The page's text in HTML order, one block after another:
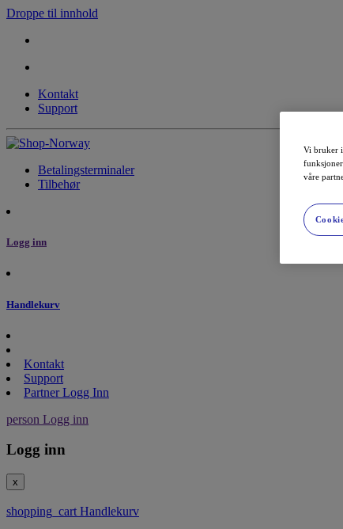
Droppe til innhold
Kontakt
Support
Betalingsterminaler
Tilbehør
Logg inn
Handlekurv
Kontakt
Support
Partner Logg Inn
person Logg inn
Logg inn
x
shopping_cart Handlekurv
Vi bruker
våre